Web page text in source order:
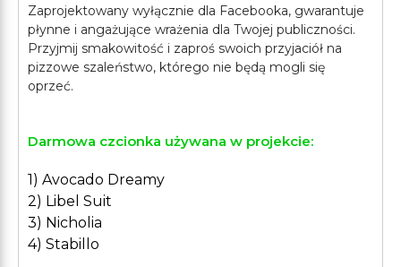
Zaprojektowany wyłącznie dla Facebooka, gwarantuje
płynne i angażujące wrażenia dla Twojej publiczności.
Przyjmij smakowitość i zaproś swoich przyjaciół na
pizzowe szaleństwo, którego nie będą mogli się
Darmowa czcionka używana w projekcie:
1) Avocado Dreamy
2) Libel Suit
3) Nicholia
4) Stabillo